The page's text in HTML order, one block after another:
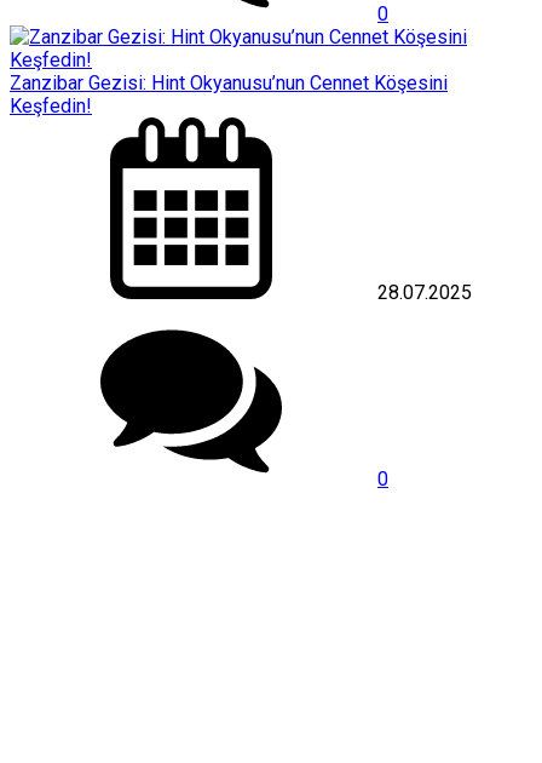
0
Zanzibar Gezisi: Hint Okyanusu’nun Cennet Köşesini
Keşfedin!
28.07.2025
0